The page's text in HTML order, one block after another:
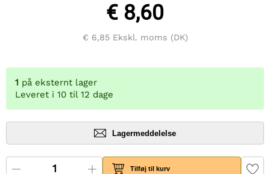
€ 8,60
€ 6,85Ekskl. moms (DK)
1 på eksternt lager
Leveret i 10 til 12 dage
Lagermeddelelse
Tilføj til kurv